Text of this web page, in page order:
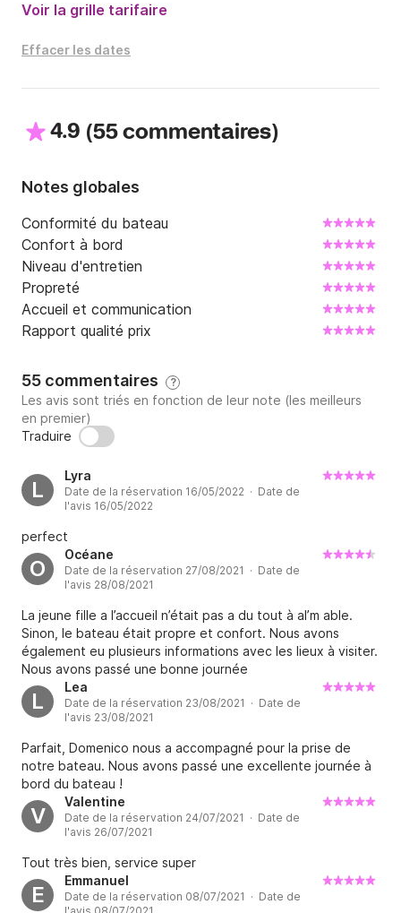
Voir la grille tarifaire
Effacer les dates
4.9 (55 commentaires)
Notes globales
Conformité du bateau
Confort à bord
Niveau d'entretien
Propreté
Accueil et communication
Rapport qualité prix
55 commentaires ?
Les avis sont triés en fonction de leur note (les meilleurs
en premier)
Traduire
L
Lyra
Date de la réservation 16/05/2022 · Date de
l'avis 16/05/2022
perfect
O
Océane
Date de la réservation 27/08/2021 · Date de
l'avis 28/08/2021
La jeune fille a l’accueil n’était pas a du tout à aI’m able.
Sinon, le bateau était propre et confort. Nous avons
également eu plusieurs informations avec les lieux à visiter.
Nous avons passé une bonne journée
L
Lea
Date de la réservation 23/08/2021 · Date de
l'avis 23/08/2021
Parfait, Domenico nous a accompagné pour la prise de
notre bateau. Nous avons passé une excellente journée à
bord du bateau !
V
Valentine
Date de la réservation 24/07/2021 · Date de
l'avis 26/07/2021
Tout très bien, service super
E
Emmanuel
Date de la réservation 08/07/2021 · Date de